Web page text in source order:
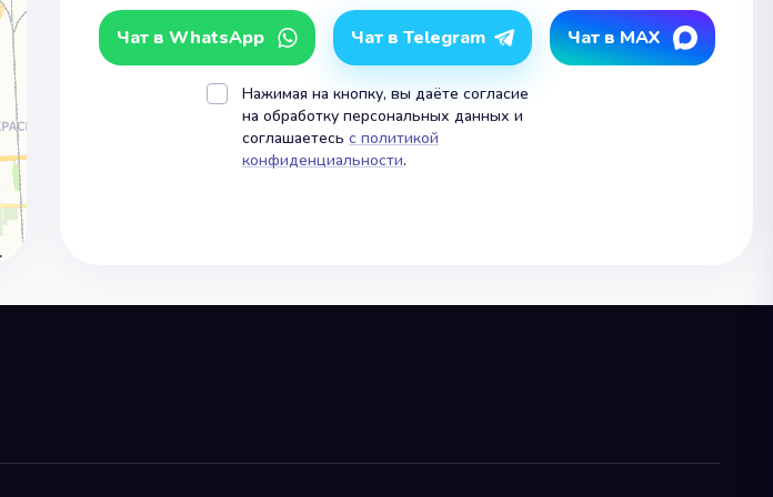
Чат в WhatsApp Чат в Telegram Чат в MAX
Нажимая на кнопку, вы даёте согласие
на обработку персональных данных и
соглашаетесь с политикой
конфиденциальности.